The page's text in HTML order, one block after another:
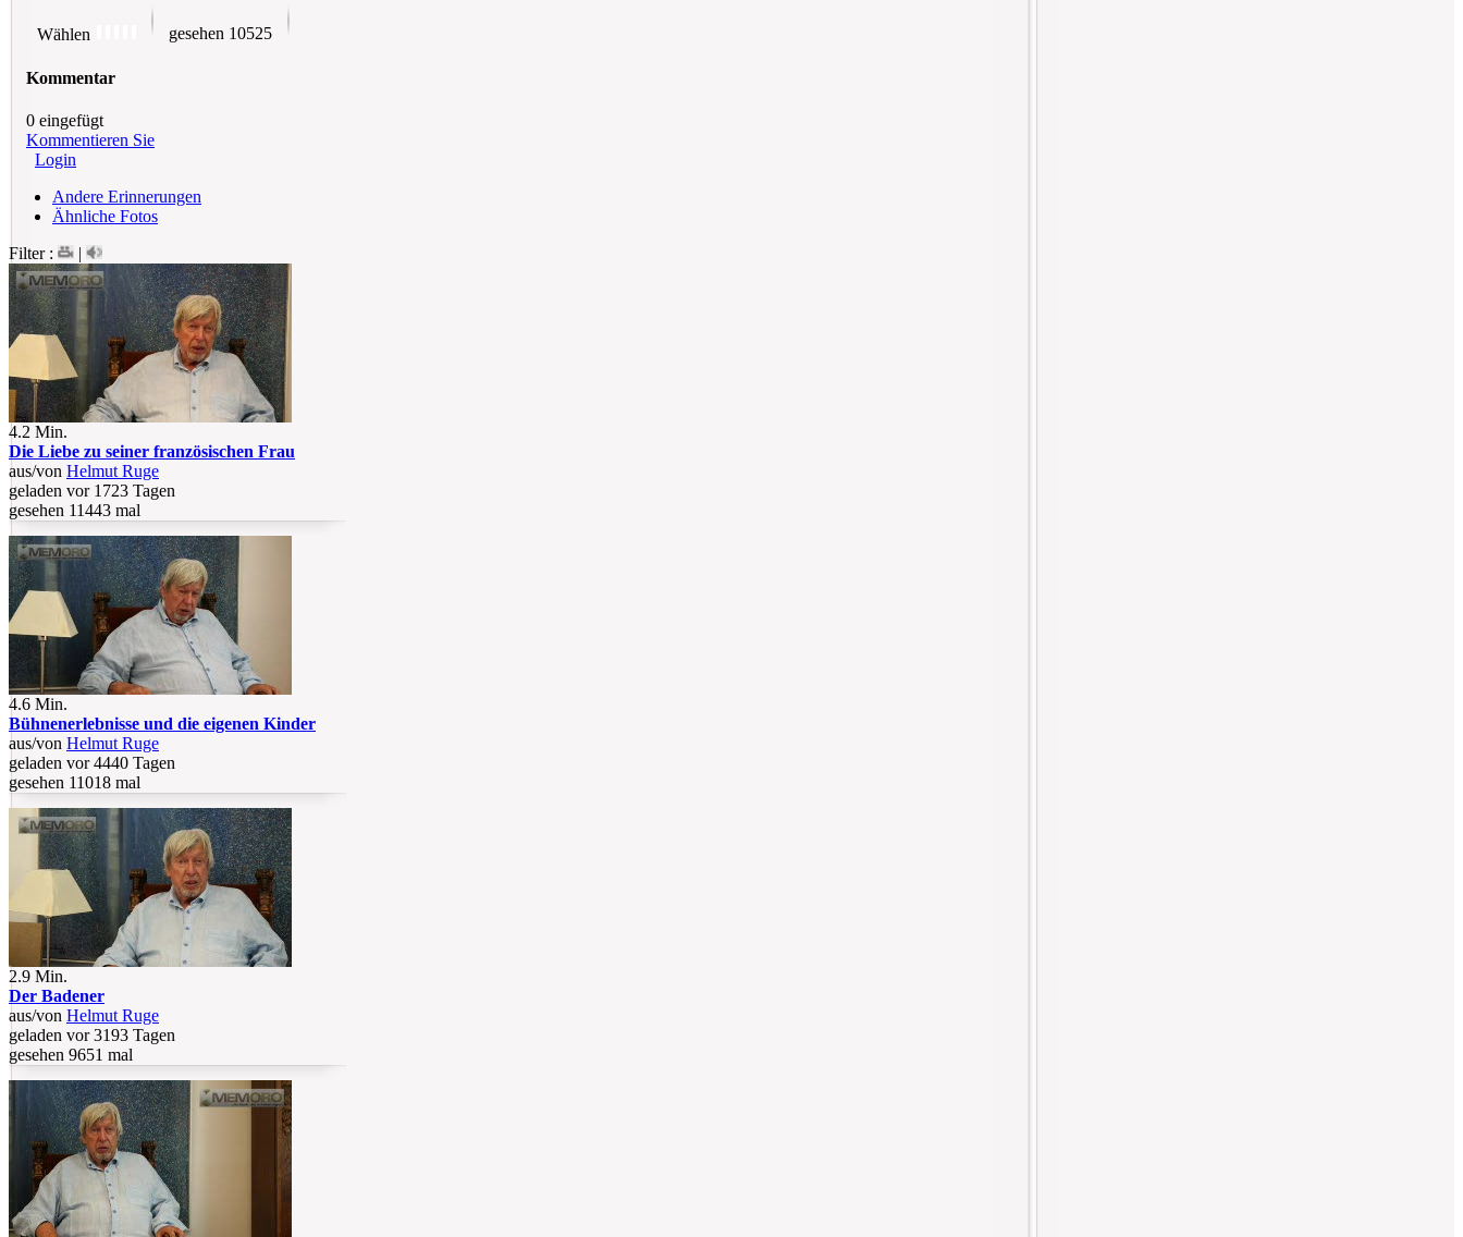
Wählen gesehen 10525
Kommentar
0 eingefügt
Kommentieren Sie
Login
Andere Erinnerungen
Ähnliche Fotos
Filter :
|
4.2 Min.
Die Liebe zu seiner französischen Frau
aus/von Helmut Ruge
geladen vor 1723 Tagen
gesehen 11443 mal
4.6 Min.
Bühnenerlebnisse und die eigenen Kinder
aus/von Helmut Ruge
geladen vor 4440 Tagen
gesehen 11018 mal
2.9 Min.
Der Badener
aus/von Helmut Ruge
geladen vor 3193 Tagen
gesehen 9651 mal